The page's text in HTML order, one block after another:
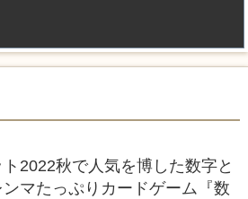
2022秋で人気を博した数字と
マたっぷりカードゲーム『数